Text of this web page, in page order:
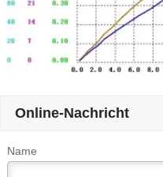
Online-Nachricht
Name